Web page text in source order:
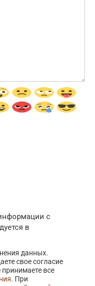
с
в
данных.
свое согласие
все
. При